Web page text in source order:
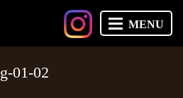
MENU
g-01-02